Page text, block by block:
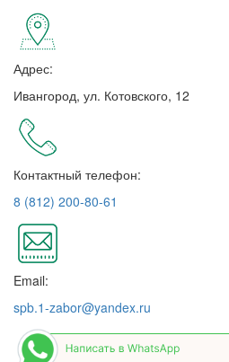
Адрес:
Ивангород, ул. Котовского, 12
Контактный телефон:
8 (812) 200-80-61
Email:
spb.1-zabor@yandex.ru